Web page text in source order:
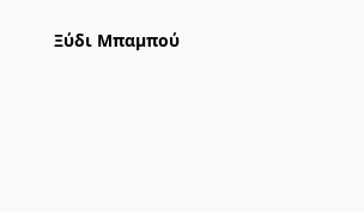
Ξύδι Μπαμπού